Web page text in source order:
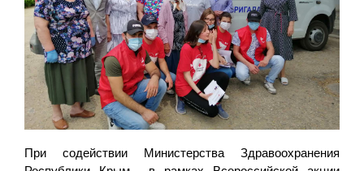
При содействии Министерства Здравоохранения